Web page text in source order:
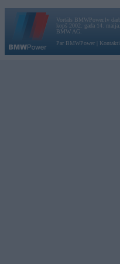
Vortāls BMWPower.lv
kopš 2002. gada 14.
BMW AG.
Par BMWPower
Kontakti